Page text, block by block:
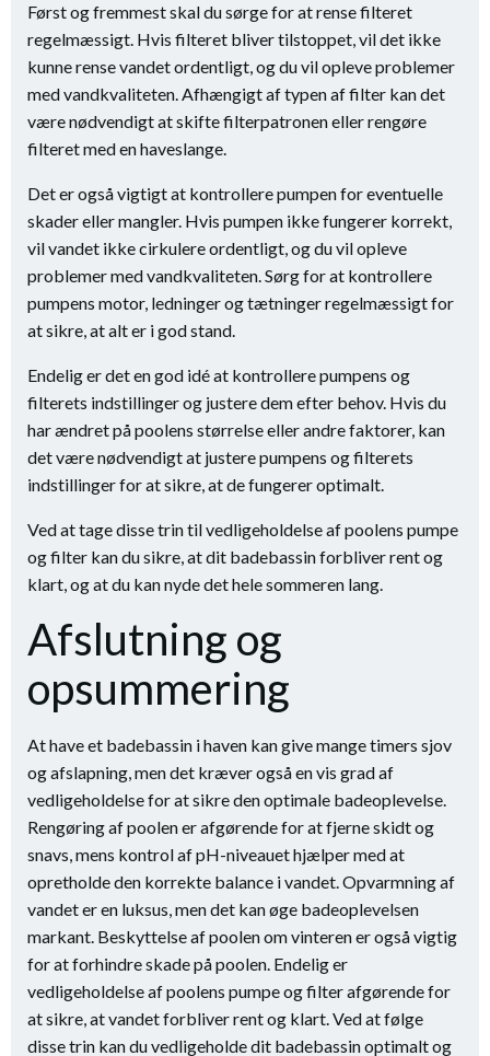
Først og fremmest skal du sørge for at rense filteret
regelmæssigt. Hvis filteret bliver tilstoppet, vil det ikke
kunne rense vandet ordentligt, og du vil opleve problemer
med vandkvaliteten. Afhængigt af typen af filter kan det
være nødvendigt at skifte filterpatronen eller rengøre
filteret med en haveslange.
Det er også vigtigt at kontrollere pumpen for eventuelle
skader eller mangler. Hvis pumpen ikke fungerer korrekt,
vil vandet ikke cirkulere ordentligt, og du vil opleve
problemer med vandkvaliteten. Sørg for at kontrollere
pumpens motor, ledninger og tætninger regelmæssigt for
at sikre, at alt er i god stand.
Endelig er det en god idé at kontrollere pumpens og
filterets indstillinger og justere dem efter behov. Hvis du
har ændret på poolens størrelse eller andre faktorer, kan
det være nødvendigt at justere pumpens og filterets
indstillinger for at sikre, at de fungerer optimalt.
Ved at tage disse trin til vedligeholdelse af poolens pumpe
og filter kan du sikre, at dit badebassin forbliver rent og
klart, og at du kan nyde det hele sommeren lang.
Afslutning og
opsummering
At have et badebassin i haven kan give mange timers sjov
og afslapning, men det kræver også en vis grad af
vedligeholdelse for at sikre den optimale badeoplevelse.
Rengøring af poolen er afgørende for at fjerne skidt og
snavs, mens kontrol af pH-niveauet hjælper med at
opretholde den korrekte balance i vandet. Opvarmning af
vandet er en luksus, men det kan øge badeoplevelsen
markant. Beskyttelse af poolen om vinteren er også vigtig
for at forhindre skade på poolen. Endelig er
vedligeholdelse af poolens pumpe og filter afgørende for
at sikre, at vandet forbliver rent og klart. Ved at følge
disse trin kan du vedligeholde dit badebassin optimalt og